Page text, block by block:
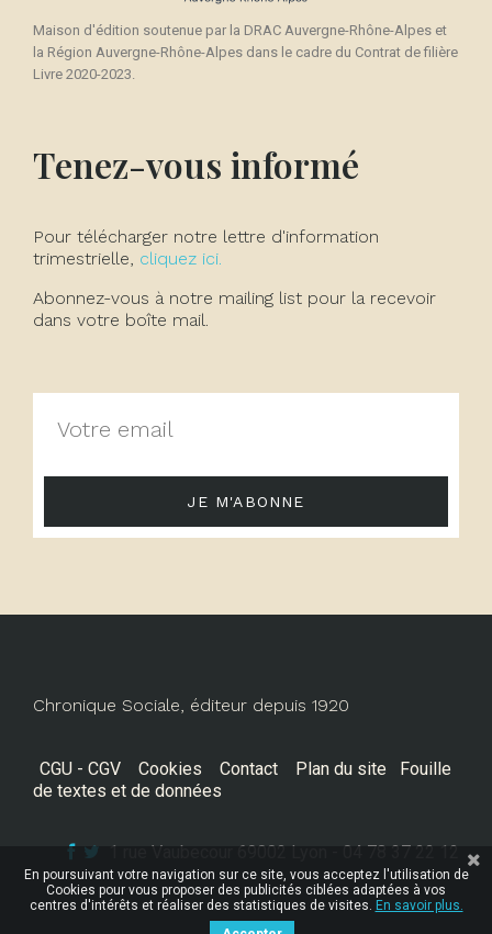
Maison d'édition soutenue par la DRAC Auvergne-Rhône-Alpes et
la Région Auvergne-Rhône-Alpes dans le cadre du Contrat de filière
Livre 2020-2023.
Tenez-vous informé
Pour télécharger notre lettre d'information
trimestrielle, cliquez ici.
Abonnez-vous à notre mailing list pour la recevoir
dans votre boîte mail.
JE M'ABONNE
Chronique Sociale, éditeur depuis 1920
CGU - CGV Cookies Contact Plan du site
Fouille
de textes et de données
1 rue Vaubecour 69002 Lyon - 04 78 37 22 12
En poursuivant votre navigation sur ce site, vous acceptez l'utilisation de
Cookies pour vous proposer des publicités ciblées adaptées à vos
centres d'intérêts et réaliser des statistiques de visites. En savoir plus.